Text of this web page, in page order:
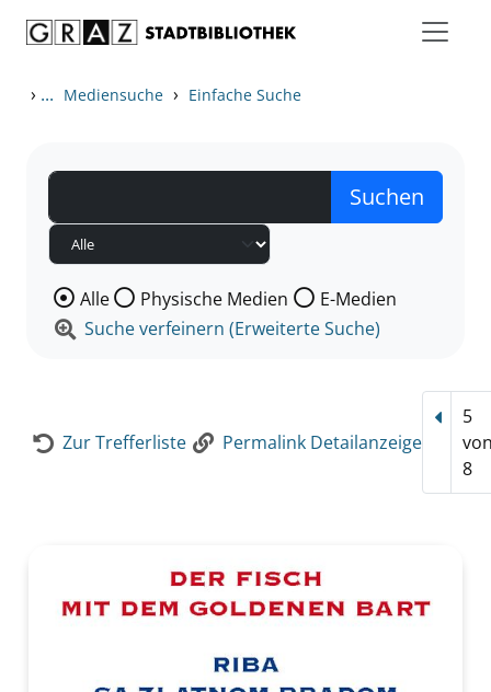
› ... Mediensuche › Einfache Suche
Wählen Sie die Medienart nach der Sie suchen wollen.
Alle Physische Medien
E-Medien
Suche verfeinern (Erweiterte Suche)
Zur Trefferliste Permalink Detailanzeige
5
8